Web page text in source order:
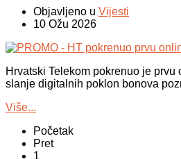
Objavljeno u Vijesti
10 Ožu 2026
Hrvatski Telekom pokrenuo je
slanje digitalnih poklon bonova
Više...
Početak
Pret
1